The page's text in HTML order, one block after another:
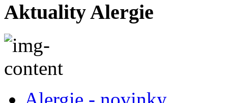
Aktuality Alergie